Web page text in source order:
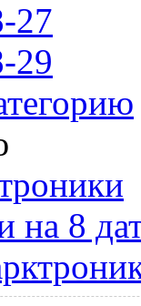
27
29
на 8